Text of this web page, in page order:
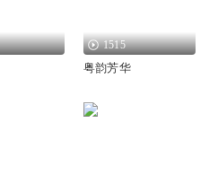
1515
粤韵芳华